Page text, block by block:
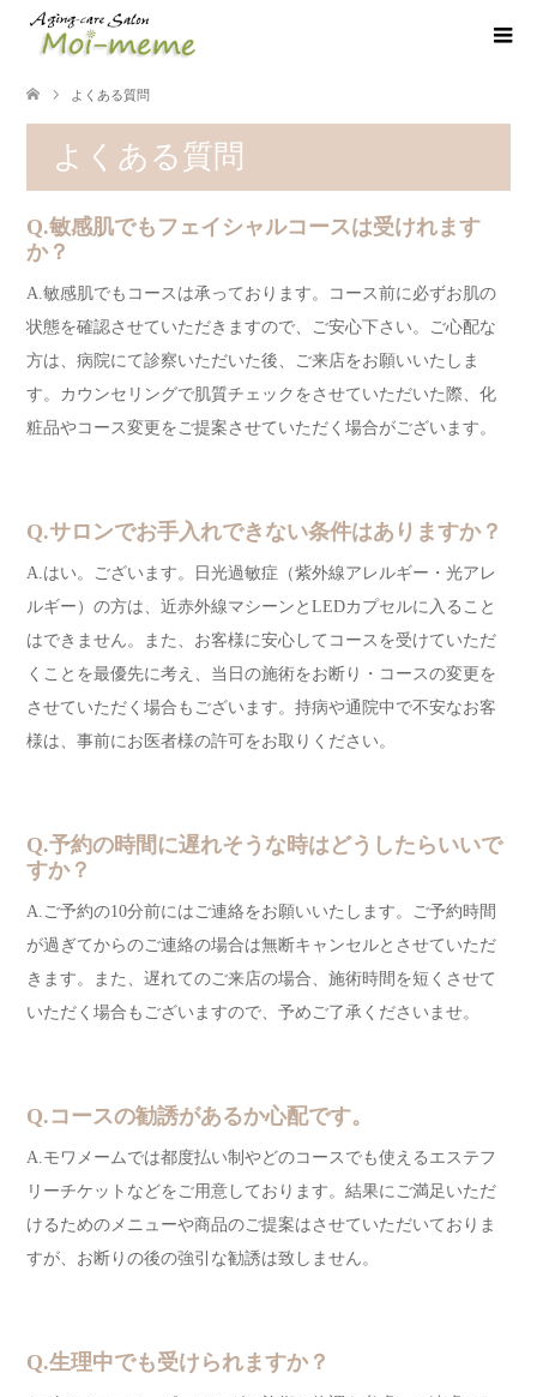
よくある質問
よくある質問
Q.敏感肌でもフェイシャルコースは受けれます
か？
A.敏感肌でもコースは承っております。コース前に必ずお肌の
状態を確認させていただきますので、ご安心下さい。ご心配な
方は、病院にて診察いただいた後、ご来店をお願いいたしま
す。カウンセリングで肌質チェックをさせていただいた際、化
粧品やコース変更をご提案させていただく場合がございます。
Q.サロンでお手入れできない条件はありますか？
A.はい。ございます。日光過敏症（紫外線アレルギー・光アレ
ルギー）の方は、近赤外線マシーンとLEDカプセルに入ること
はできません。また、お客様に安心してコースを受けていただ
くことを最優先に考え、当日の施術をお断り・コースの変更を
させていただく場合もございます。持病や通院中で不安なお客
様は、事前にお医者様の許可をお取りください。
Q.予約の時間に遅れそうな時はどうしたらいいで
すか？
A.ご予約の10分前にはご連絡をお願いいたします。ご予約時間
が過ぎてからのご連絡の場合は無断キャンセルとさせていただ
きます。また、遅れてのご来店の場合、施術時間を短くさせて
いただく場合もございますので、予めご了承くださいませ。
Q.コースの勧誘があるか心配です。
A.モワメームでは都度払い制やどのコースでも使えるエステフ
リーチケットなどをご用意しております。結果にご満足いただ
けるためのメニューや商品のご提案はさせていただいておりま
すが、お断りの後の強引な勧誘は致しません。
Q.生理中でも受けられますか？